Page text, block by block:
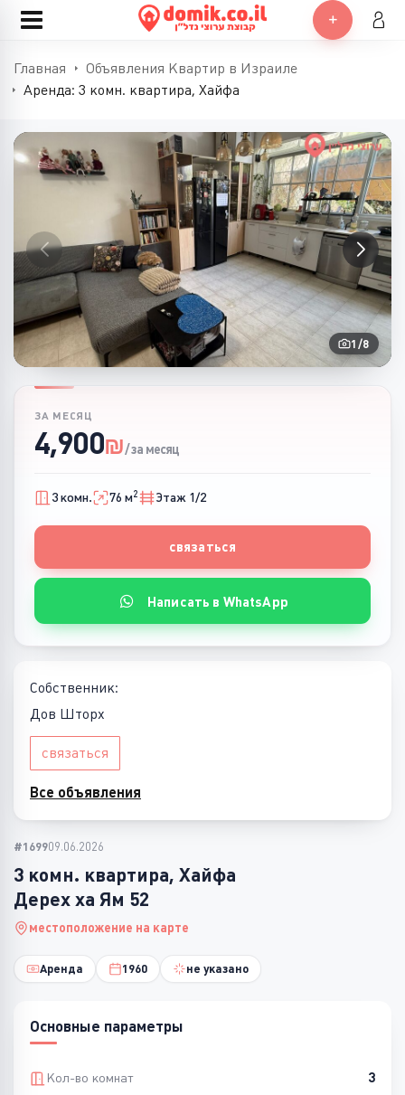
Главная
Объявления Квартир в Израиле
Аренда: 3 комн. квартира, Хайфа
1 /8
ЗА МЕСЯЦ
4,900₪/ за месяц
3 комн. 76 м2 Этаж 1/2
связаться
Написать в WhatsApp
Собственник:
Дов Шторх
связаться
Все объявления
#169909.06.2026
3 комн. квартира, Хайфа
Дерех ха Ям 52
местоположение на карте
Аренда 1960 не указано
Основные параметры
Кол-во комнат 3